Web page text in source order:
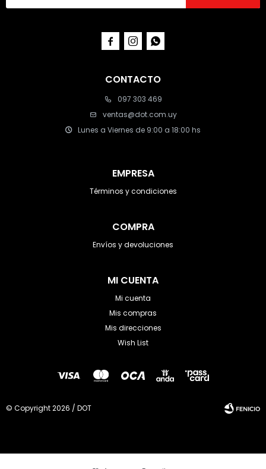
CONTACTO
097 303 469
ventas@dot.com.uy
Lunes a Viernes de 9:00 a 18:00 hs
EMPRESA
Términos y condiciones
COMPRA
Envíos y devoluciones
MI CUENTA
Mi cuenta
Mis compras
Mis direcciones
Wish List
  
© Copyright 2026 / DOT